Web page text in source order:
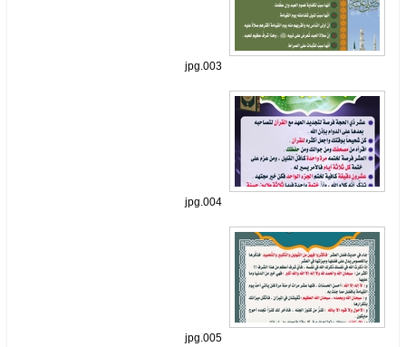
003.jpg
004.jpg
005.jpg